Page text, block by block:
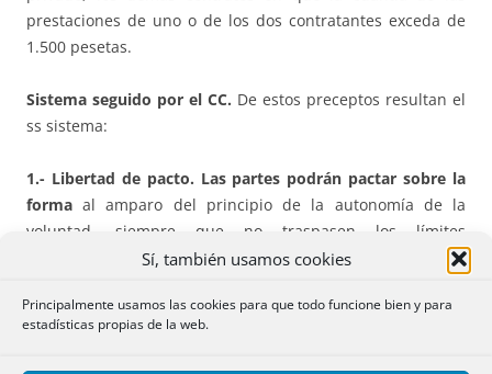
Sí, también usamos cookies
Principalmente usamos las cookies para que todo funcione bien y para
estadísticas propias de la web.
prestaciones de uno o de los dos contratantes exceda de
1.500 pesetas.
Sistema seguido por el CC. De estos preceptos resultan el
ss sistema:
1.- Libertad de pacto. Las partes podrán pactar sobre la
forma al amparo del principio de la autonomía de la
voluntad, siempre que no traspasen los límites
imperativos, como sucedería si se pretendiese suprimir la
la eficacia de las formas de valer.